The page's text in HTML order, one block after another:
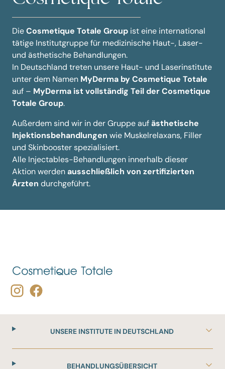
DieCosmetique Totale Group ist eine international
tätige Institutgruppe für medizinische Haut-, Laser-
und ästhetische Behandlungen.
In Deutschland treten unsere Haut- und Laserinstitute
unter dem Namen MyDerma by Cosmetique Totale
auf – MyDerma ist vollständig Teil der Cosmetique
Totale Group.
Außerdem sind wir in der Gruppe aufästhetische
Injektionsbehandlungen wie Muskelrelaxans, Filler
und Skinbooster spezialisiert.
Alle Injectables-Behandlungen innerhalb dieser
Aktion werdenausschließlich von zertifizierten
Ärzten durchgeführt.
UNSERE INSTITUTE IN DEUTSCHLAND
BEHANDLUNGSÜBERSICHT